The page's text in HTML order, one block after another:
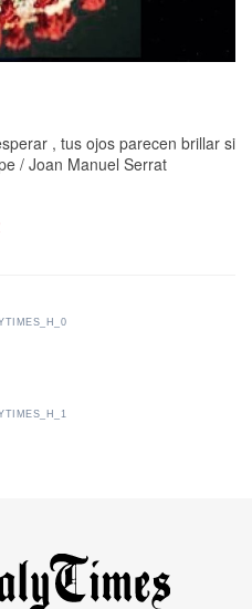
, tus ojos parecen brillar si
/ Joan Manuel Serrat